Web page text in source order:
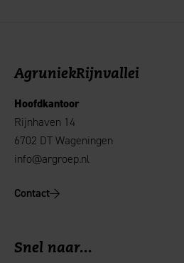
AgruniekRijnvallei
Hoofdkantoor
Rijnhaven 14
6702 DT Wageningen
info@argroep.nl
Contact
Snel naar...